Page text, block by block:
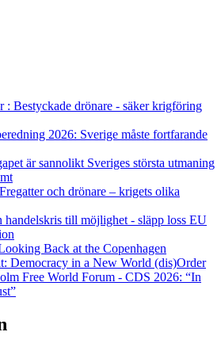
: Bestyckade drönare - säker krigföring
2026: Sverige måste fortfarande
är sannolikt Sveriges största utmaning
och drönare – krigets olika
handelskris till möjlighet - släpp loss EU
Back at the Copenhagen
Democracy in a New World (dis)Order
Free World Forum - CDS 2026: “In